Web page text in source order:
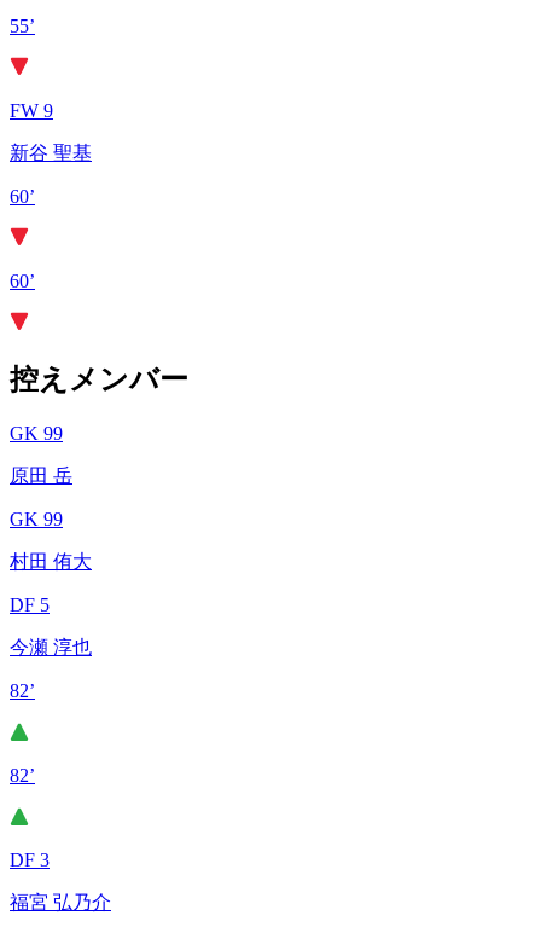
55’
FW 9
新谷 聖基
60’
60’
控えメンバー
GK 99
原田 岳
GK 99
村田 侑大
DF 5
今瀬 淳也
82’
82’
DF 3
福宮 弘乃介